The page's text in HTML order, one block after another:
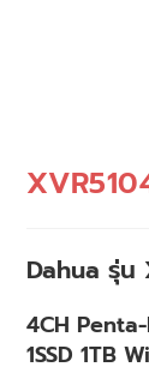
Dahua รุ่น
4CH
1SSD 1TB